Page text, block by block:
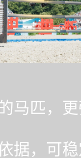
马匹，
据，可